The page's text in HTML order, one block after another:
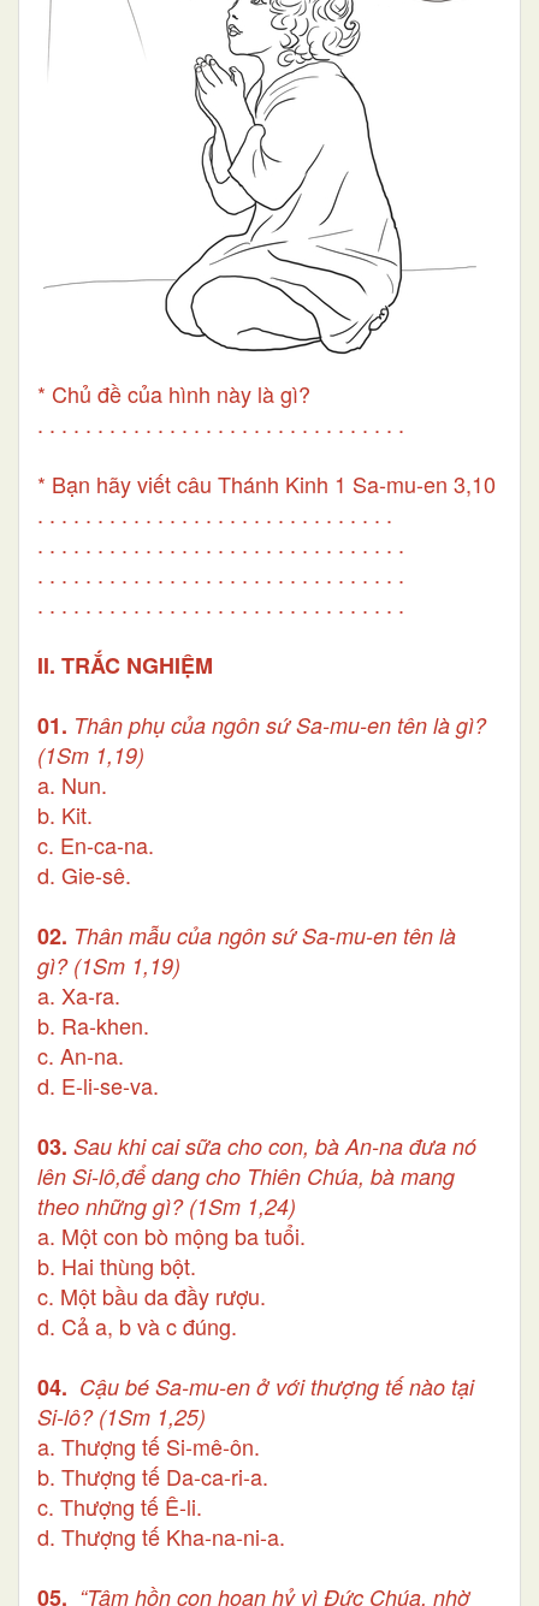
* Chủ đề của hình này là gì?
. . . . . . . . . . . . . . . . . . . . . . . . . . . . . . .
* Bạn hãy viết câu Thánh Kinh 1 Sa-mu-en 3,10
. . . . . . . . . . . . . . . . . . . . . . . . . . . . . .
. . . . . . . . . . . . . . . . . . . . . . . . . . . . . . .
. . . . . . . . . . . . . . . . . . . . . . . . . . . . . . .
. . . . . . . . . . . . . . . . . . . . . . . . . . . . . . .
II. TRẮC NGHIỆM
01. Thân phụ của ngôn sứ Sa-mu-en tên là gì?
(1Sm 1,19)
a. Nun.
b. Kit.
c. En-ca-na.
d. Gie-sê.
02. Thân mẫu của ngôn sứ Sa-mu-en tên là
gì? (1Sm 1,19)
a. Xa-ra.
b. Ra-khen.
c. An-na.
d. E-li-se-va.
03. Sau khi cai sữa cho con, bà An-na đưa nó
lên Si-lô,để dang cho Thiên Chúa, bà mang
theo những gì? (1Sm 1,24)
a. Một con bò mộng ba tuổi.
b. Hai thùng bột.
c. Một bầu da đầy rượu.
d. Cả a, b và c đúng.
04. Cậu bé Sa-mu-en ở với thượng tế nào tại
Si-lô? (1Sm 1,25)
a. Thượng tế Si-mê-ôn.
b. Thượng tế Da-ca-ri-a.
c. Thượng tế Ê-li.
d. Thượng tế Kha-na-ni-a.
05. “Tâm hồn con hoan hỷ vì Đức Chúa, nhờ